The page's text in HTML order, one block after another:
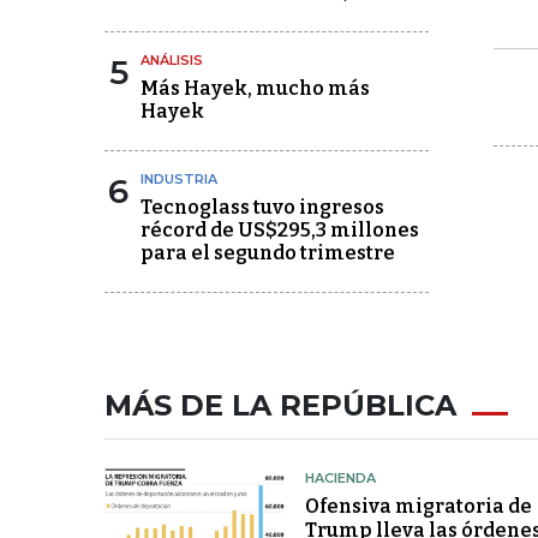
5 ANÁLISIS
Más Hayek, mucho más
Hayek
6 INDUSTRIA
Tecnoglass tuvo ingresos
récord de US$295,3 millones
para el segundo trimestre
MÁS DE LA REPÚBLICA
HACIENDA
Ofensiva migratoria de
Trump lleva las